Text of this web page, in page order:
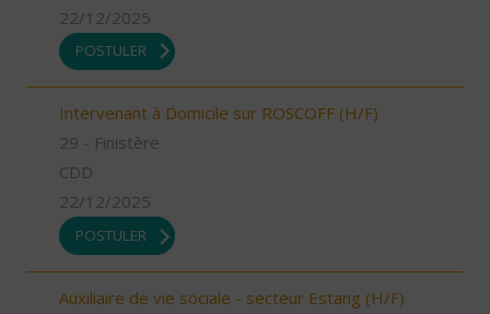
22/12/2025
POSTULER
Intervenant à Domicile sur ROSCOFF (H/F)
29 - Finistère
CDD
22/12/2025
POSTULER
Auxiliaire de vie sociale - secteur Estang (H/F)